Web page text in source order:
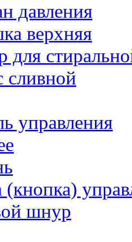
давления
верхняя
для
сливной
управления
(кнопка)
шнур